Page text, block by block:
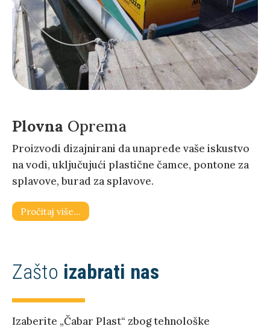
Plovna Oprema
Proizvodi dizajnirani da unaprede vaše iskustvo
na vodi, uključujući plastične čamce, pontone za
splavove, burad za splavove.
Pročitaj više…
Zašto izabrati nas
Izaberite „Čabar Plast“ zbog tehnološke